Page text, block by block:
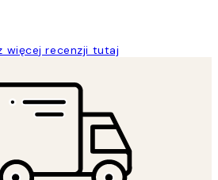
więcej recenzji tutaj